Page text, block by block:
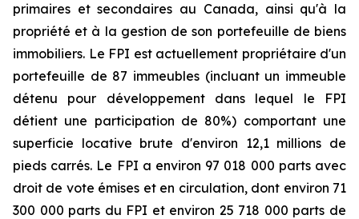
primaires et secondaires au Canada, ainsi qu'à la
propriété et à la gestion de son portefeuille de biens
immobiliers. Le FPI est actuellement propriétaire d'un
portefeuille de 87 immeubles (incluant un immeuble
détenu pour développement dans lequel le FPI
détient une participation de 80%) comportant une
superficie locative brute d'environ 12,1 millions de
pieds carrés. Le FPI a environ 97 018 000 parts avec
droit de vote émises et en circulation, dont environ 71
300 000 parts du FPI et environ 25 718 000 parts de